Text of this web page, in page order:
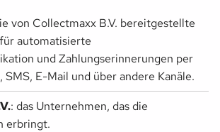
von Collectmaxx B.V. bereitgestellte
automatisierte
und Zahlungserinnerungen per
SMS, E-Mail und über andere Kanäle.
: das Unternehmen, das die
erbringt.